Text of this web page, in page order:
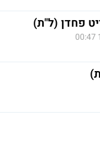
פחדן (ל"ת)